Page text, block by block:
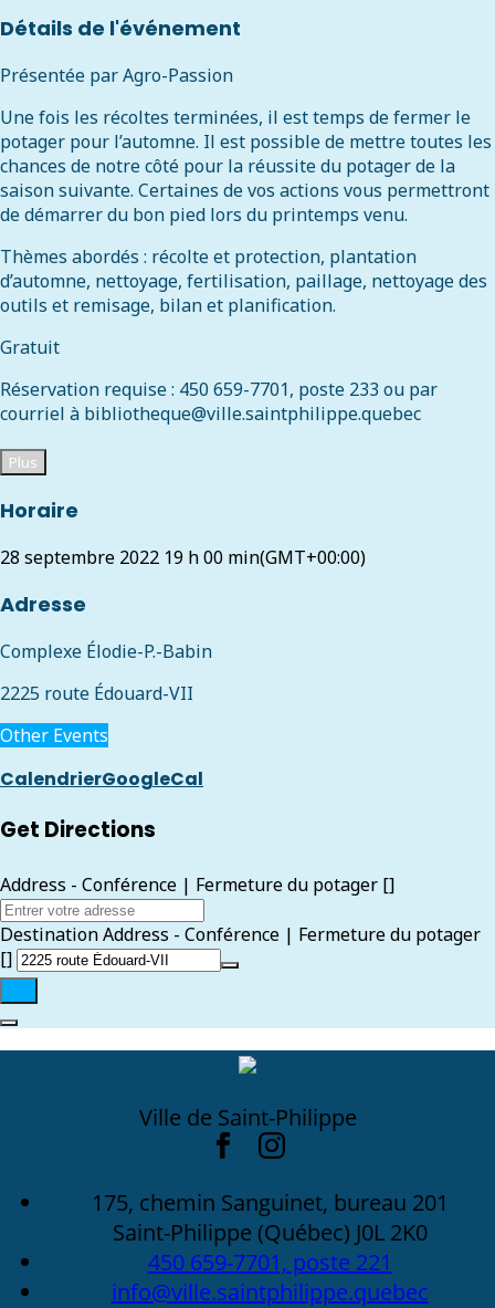
Détails de l'événement
Présentée par Agro-Passion
Une fois les récoltes terminées, il est temps de fermer le
potager pour l’automne. Il est possible de mettre toutes les
chances de notre côté pour la réussite du potager de la
saison suivante. Certaines de vos actions vous permettront
de démarrer du bon pied lors du printemps venu.
Thèmes abordés : récolte et protection, plantation
d’automne, nettoyage, fertilisation, paillage, nettoyage des
outils et remisage, bilan et planification.
Gratuit
Réservation requise : 450 659-7701, poste 233 ou par
courriel à bibliotheque@ville.saintphilippe.quebec
Plus
Horaire
28 septembre 2022 19 h 00 min(GMT+00:00)
Adresse
Complexe Élodie-P.-Babin
2225 route Édouard-VII
Other Events
CalendrierGoogleCal
Get Directions
Address - Conférence | Fermeture du potager []
Destination Address - Conférence | Fermeture du potager
[]
Ville de Saint-Philippe
175, chemin Sanguinet, bureau 201
Saint-Philippe (Québec) J0L 2K0
450 659-7701, poste 221
info@ville.saintphilippe.quebec